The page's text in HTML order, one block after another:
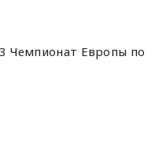
Чемпионат Европы по